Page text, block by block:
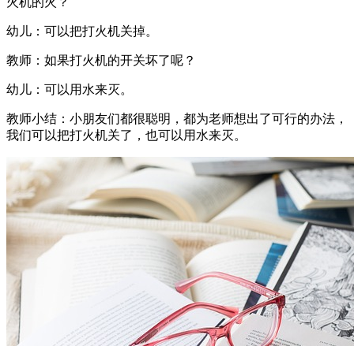
幼儿：可以把打火机关掉。
教师：如果打火机的开关坏了呢？
幼儿：可以用水来灭。
教师小结：小朋友们都很聪明，都为老师想出了可行的办法，
我们可以把打火机关了，也可以用水来灭。